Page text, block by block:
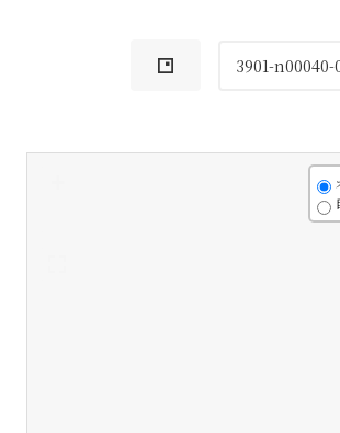
3901-n00040-